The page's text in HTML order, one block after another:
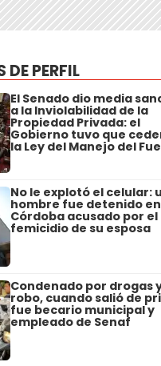
DE PERFIL
El Senado dio media
a la Inviolabilidad de la
Propiedad Privada: el
Gobierno tuvo que
la Ley del Manejo del
No le explotó el celular:
hombre fue detenido en
Córdoba acusado por el
femicidio de su esposa
Condenado por drogas
robo, cuando salió de
fue becario municipal y
empleado de Senaf